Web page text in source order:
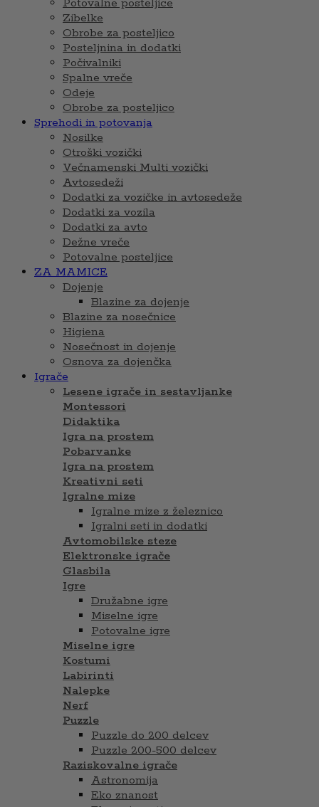
Potovalne posteljice
Zibelke
Obrobe za posteljico
Posteljnina in dodatki
Počivalniki
Spalne vreče
Odeje
Obrobe za posteljico
Sprehodi in potovanja
Nosilke
Otroški vozički
Večnamenski Multi vozički
Avtosedeži
Dodatki za vozičke in avtosedeže
Dodatki za vozila
Dodatki za avto
Dežne vreče
Potovalne posteljice
ZA MAMICE
Dojenje
Blazine za dojenje
Blazine za nosečnice
Higiena
Nosečnost in dojenje
Osnova za dojenčka
Igrače
Lesene igrače in sestavljanke
Montessori
Didaktika
Igra na prostem
Pobarvanke
Igra na prostem
Kreativni seti
Igralne mize
Igralne mize z železnico
Igralni seti in dodatki
Avtomobilske steze
Elektronske igrače
Glasbila
Igre
Družabne igre
Miselne igre
Potovalne igre
Miselne igre
Kostumi
Labirinti
Nalepke
Nerf
Puzzle
Puzzle do 200 delcev
Puzzle 200-500 delcev
Raziskovalne igrače
Astronomija
Eko znanost